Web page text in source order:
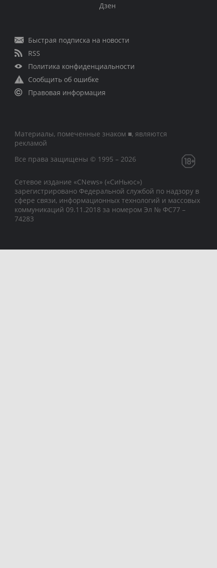
Дзен
Быстрая подписка на новости
RSS
Политика конфиденциальности
Сообщить об ошибке
Правовая информация
Материалы, помеченные знаком ■, являются
рекламой
Все права защищены © 1995 – 2026
Сетевое издание «CNews» («СиНьюс»)
зарегистрировано Федеральной службой по надзору в
сфере связи, информационных технологий и массовых
коммуникаций 09.11.2018 за номером Эл № ФС77 –
74283